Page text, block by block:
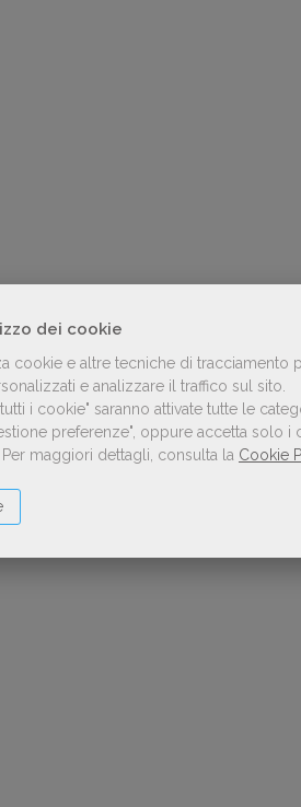
dei cookie
cookie e altre tecniche di tracciamento
e analizzare il traffico sul sito.
i cookie" saranno attivate tutte le
preferenze", oppure accetta solo
Per maggiori dettagli, consulta la Cookie